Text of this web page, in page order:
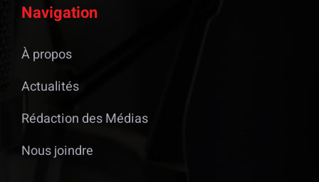
Navigation
À propos
Actualités
Rédaction des Médias
Nous joindre